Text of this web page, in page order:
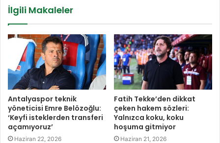
İlgili Makaleler
Antalyaspor teknik
yöneticisi Emre Belözoğlu:
‘Keyfi isteklerden transferi
açamıyoruz’
Haziran 22, 2026
Fatih Tekke’den dikkat
çeken hakem sözleri:
Yalnızca koku, koku
hoşuma gitmiyor
Haziran 21, 2026